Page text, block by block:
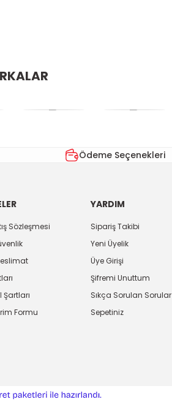
Ödeme Seçenekleri
Sözleşmesi
Formu
YARDIM
Sipariş Takibi
Yeni Üyelik
Üye Girişi
Şifremi Unuttum
Sıkça Sorulan Sorular
Sepetiniz
e-